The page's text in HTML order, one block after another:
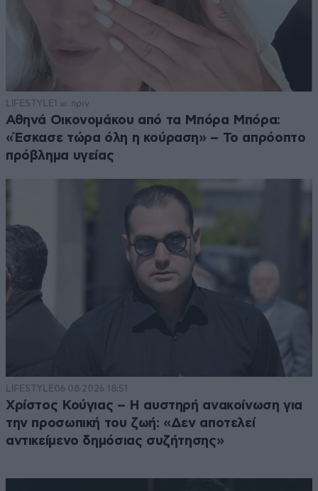
LIFESTYLE1 ω. πριν
Αθηνά Οικονομάκου από τα Μπόρα Μπόρα:
«Έσκασε τώρα όλη η κούραση» – Το απρόοπτο
πρόβλημα υγείας
LIFESTYLE06·08·2026 18:51
Χρίστος Κούγιας – Η αυστηρή ανακοίνωση για
την προσωπική του ζωή: «Δεν αποτελεί
αντικείμενο δημόσιας συζήτησης»